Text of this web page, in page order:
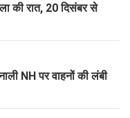
की रात, 20 दिसंबर से
NH पर वाहनों की लंबी